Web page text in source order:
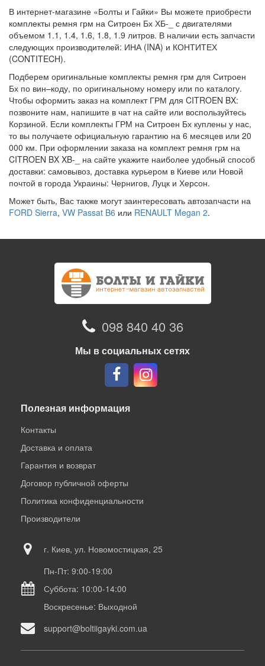
В интернет-магазине «Болты и Гайки» Вы можете приобрести
комплекты ремня грм на Ситроен Бх ХБ-_ с двигателями
объемом 1.1, 1.4, 1.6, 1.8, 1.9 литров. В наличии есть запчасти
следующих производителей: ИНА (INA) и КОНТИТЕХ
(CONTITECH).
Подберем оригинальные комплекты ремня грм для Ситроен
Бх по вин–коду, по оригинальному номеру или по каталогу.
Чтобы оформить заказ на комплект ГРМ для CITROEN BX:
позвоните нам, напишите в чат на сайте или воспользуйтесь
Корзиной. Если комплекты ГРМ на Ситроен Бх куплены у нас,
то вы получаете официальную гарантию на 6 месяцев или 20
000 км. При оформлении заказа на комплект ремня грм на
CITROEN BX XB-_ на сайте укажите наиболее удобный способ
доставки: самовывоз, доставка курьером в Киеве или Новой
почтой в города Украины: Чернигов, Луцк и Херсон.
Может быть, Вас также могут заинтересовать автозапчасти на
FORD Sierra, VW Passat B6 или RENAULT Megan 2.
098 840 40 36
Мы в социальных сетях
Полезная информация
Контакты
Доставка и оплата
Гарантия и возврат
Договор публичной оферты
Политика конфиденциальности
Производители
г. Киев, ул. Новомостицкая, 25
Пн-Пт: 9:00-19:00
Суббота: 10:00-14:00
Воскресенье: Выходной
support@boltiigayki.com.ua